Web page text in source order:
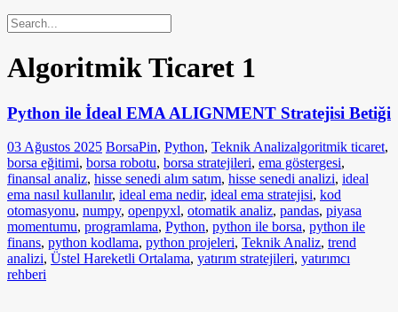
Algoritmik Ticaret 1
Python ile İdeal EMA ALIGNMENT Stratejisi Betiği
03 Ağustos 2025 BorsaPin, Python, Teknik Analizalgoritmik ticaret,
borsa eğitimi, borsa robotu, borsa stratejileri, ema göstergesi,
finansal analiz, hisse senedi alım satım, hisse senedi analizi, ideal
ema nasıl kullanılır, ideal ema nedir, ideal ema stratejisi, kod
otomasyonu, numpy, openpyxl, otomatik analiz, pandas, piyasa
momentumu, programlama, Python, python ile borsa, python ile
finans, python kodlama, python projeleri, Teknik Analiz, trend
analizi, Üstel Hareketli Ortalama, yatırım stratejileri, yatırımcı
rehberi